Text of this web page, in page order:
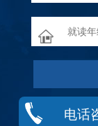
电话